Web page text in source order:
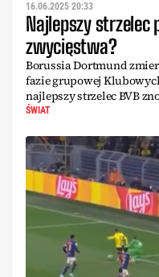
16.06.2025 20:33
Najlepszy strzelec
zwycięstwa?
Borussia Dortmund
fazie grupowej
najlepszy strzelec BVB
ŚWIAT